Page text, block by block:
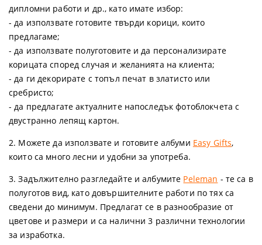
дипломни работи и др., като имате избор:
- да използвате готовите твърди корици, които
предлагаме;
- да използвате полуготовите и да персонализирате
корицата според случая и желанията на клиента;
- да ги декорирате с топъл печат в златисто или
сребристо;
- да предлагате актуалните напоследък фотоблокчета с
двустранно лепящ картон.
2. Можете да използвате и готовите албуми Easy Gifts,
които са много лесни и удобни за употреба.
3. Задължително разгледайте и албумите Peleman - те са в
полуготов вид, като довършителните работи по тях са
сведени до минимум. Предлагат се в разнообразие от
цветове и размери и са налични 3 различни технологии
за изработка.